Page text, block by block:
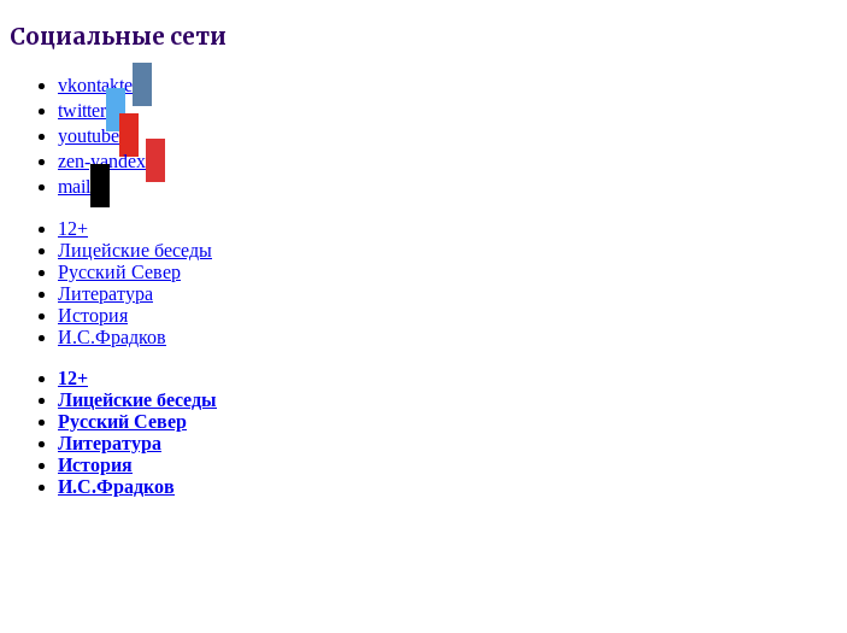
Социальные сети
vkontakte
twitter
youtube
zen-yandex
mail
12+
Лицейские беседы
Русский Север
Литература
История
И.С.Фрадков
12+
Лицейские беседы
Русский Север
Литература
История
И.С.Фрадков